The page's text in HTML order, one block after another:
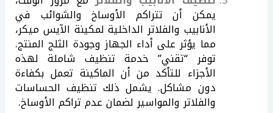
يمكن أن تتراكم الأوساخ والشوائب في
الأنابيب والفلاتر الداخلية لمكينة الآيس ميكر،
مما يؤثر على أداء الجهاز وجودة الثلج المنتج.
توفر “تقني” خدمة تنظيف شاملة لهذه
الأجزاء للتأكد من أن الماكينة تعمل بكفاءة
دون مشاكل. يشمل ذلك تنظيف الحساسات
والفلاتر والمواسير لضمان عدم تراكم الأوساخ.